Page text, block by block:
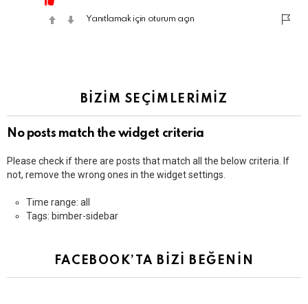
Yanıtlamak için oturum açın
BİZİM SEÇİMLERİMİZ
No posts match the widget criteria
Please check if there are posts that match all the below criteria. If
not, remove the wrong ones in the widget settings.
Time range: all
Tags: bimber-sidebar
FACEBOOK’TA BİZİ BEĞENİN